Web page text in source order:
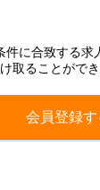
件に合致する求
け取ることができ
会員登録す